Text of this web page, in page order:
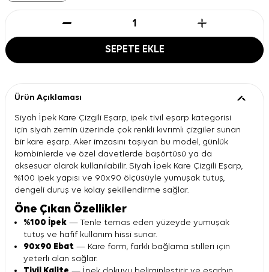
SEPETE EKLE
Ürün Açıklaması
Siyah İpek Kare Çizgili Eşarp, ipek tivil eşarp kategorisi
için siyah zemin üzerinde çok renkli kıvrımlı çizgiler sunan
bir kare eşarp. Aker imzasını taşıyan bu model, günlük
kombinlerde ve özel davetlerde başörtüsü ya da
aksesuar olarak kullanılabilir. Siyah İpek Kare Çizgili Eşarp,
%100 ipek yapısı ve 90x90 ölçüsüyle yumuşak tutuş,
dengeli duruş ve kolay şekillendirme sağlar.
Öne Çıkan Özellikler
%100 İpek — Tenle temas eden yüzeyde yumuşak
tutuş ve hafif kullanım hissi sunar.
90x90 Ebat — Kare form, farklı bağlama stilleri için
yeterli alan sağlar.